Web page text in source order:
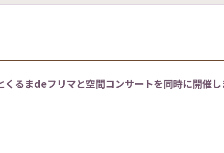
くるまdeフリマと空間コンサートを同時に開催し